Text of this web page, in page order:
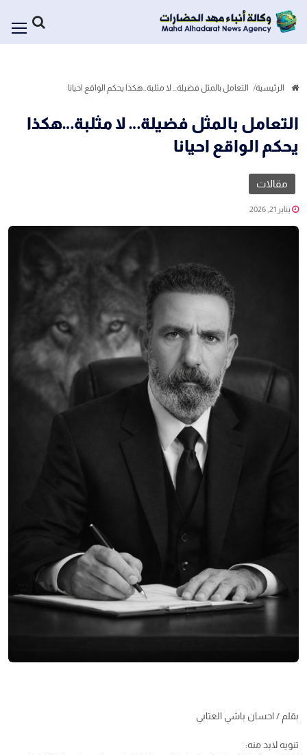
الرئيسية التعامل بالمثل فضيلة… لا مثلبة…هكذا يحكم الواقع احيانا
التعامل بالمثل فضيلة… لا مثلبة…هكذا
يحكم الواقع احيانا
مقالات
يناير 21, 2026
بقلم / احسان باشي العتابي
تنويه لابد منه: